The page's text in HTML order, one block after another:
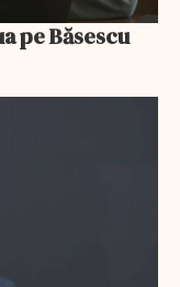
pe Băsescu